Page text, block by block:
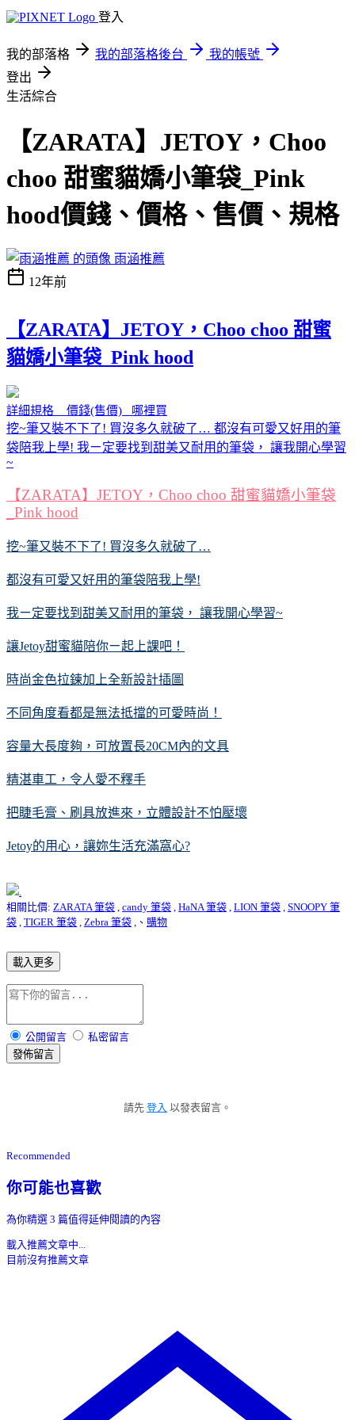
登入
我的部落格 我的部落格後台
我的帳號
登出
生活綜合
【ZARATA】JETOY，Choo
choo 甜蜜貓嬌小筆袋_Pink
hood價錢、價格、售價、規格
雨涵推薦
12年前
【ZARATA】JETOY，Choo choo 甜蜜
貓嬌小筆袋_Pink hood
詳細規格 價錢(售價) 哪裡買
挖~筆又裝不下了! 買沒多久就破了… 都沒有可愛又好用的筆
袋陪我上學! 我ㄧ定要找到甜美又耐用的筆袋， 讓我開心學習
~
【ZARATA】JETOY，Choo choo 甜蜜貓嬌小筆袋
_Pink hood
挖~筆又裝不下了! 買沒多久就破了…
都沒有可愛又好用的筆袋陪我上學!
我ㄧ定要找到甜美又耐用的筆袋， 讓我開心學習~
讓Jetoy甜蜜貓陪你ㄧ起上課吧！
時尚金色拉鍊加上全新設計插圖
不同角度看都是無法抵擋的可愛時尚！
容量大長度夠，可放置長20CM內的文具
精湛車工，令人愛不釋手
把睫毛膏、刷具放進來，立體設計不怕壓壞
Jetoy的用心，讓妳生活充滿窩心?
相關比價: ZARATA 筆袋 candy 筆袋 HaNA 筆袋 LION 筆袋 SNOOPY 筆
袋 TIGER 筆袋 Zebra 筆袋 ,、 購物
載入更多
公開留言
私密留言
發佈留言
請先 登入 以發表留言。
Recommended
你可能也喜歡
為你精選 3 篇值得延伸閱讀的內容
載入推薦文章中...
目前沒有推薦文章